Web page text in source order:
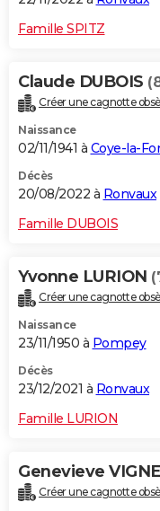
AVIS DE DÉCÈS
FORUM
Bricolage
Lifestyle
Culture
Sport
Auto
Television
Voyage
Cinema
Famille SPITZ
Claude DUBOIS
Créer une cagnotte
Naissance
02/11/1941 à Coye-la-
Décès
20/08/2022 à Ronvaux
Famille DUBOIS
Yvonne LURION
Créer une cagnotte
Naissance
23/11/1950 à Pompey
Décès
23/12/2021 à Ronvaux
Famille LURION
Genevieve
Créer une cagnotte